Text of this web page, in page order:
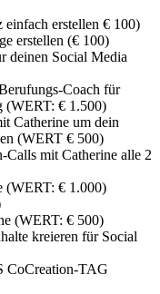
erstellen € 100)
erstellen (€ 100)
deinen Social Media
Coach für
(WERT: € 1.500)
Catherine um dein
(WERT € 500)
mit Catherine alle 2
(WERT: € 1.000)
(WERT: € 500)
kreieren für Social
TAG